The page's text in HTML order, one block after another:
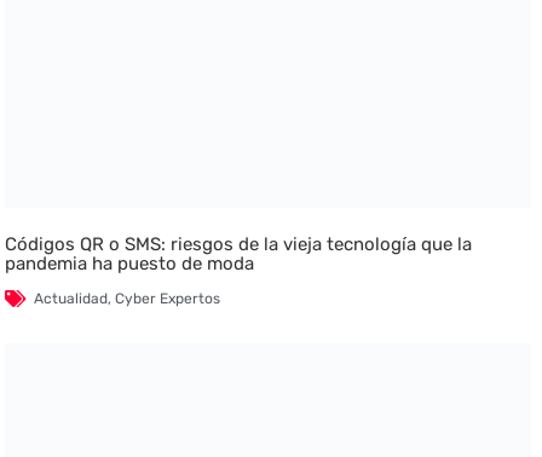
Códigos QR o SMS: riesgos de la vieja tecnología que la
pandemia ha puesto de moda
Actualidad,Cyber Expertos